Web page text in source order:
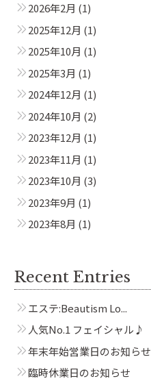
2026年2月 (1)
2025年12月 (1)
2025年10月 (1)
2025年3月 (1)
2024年12月 (1)
2024年10月 (2)
2023年12月 (1)
2023年11月 (1)
2023年10月 (3)
2023年9月 (1)
2023年8月 (1)
Recent Entries
エステ:Beautism Lo...
人気No.1 フェイシャル♪
年末年始営業日のお知らせ
臨時休業日のお知らせ